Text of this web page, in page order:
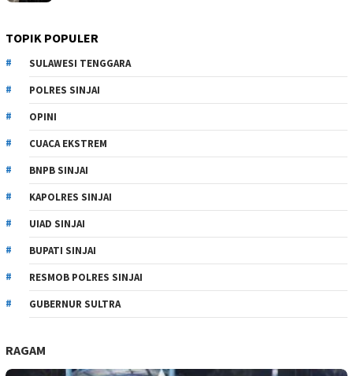
TOPIK POPULER
SULAWESI TENGGARA
POLRES SINJAI
OPINI
CUACA EKSTREM
BNPB SINJAI
KAPOLRES SINJAI
UIAD SINJAI
BUPATI SINJAI
RESMOB POLRES SINJAI
GUBERNUR SULTRA
RAGAM